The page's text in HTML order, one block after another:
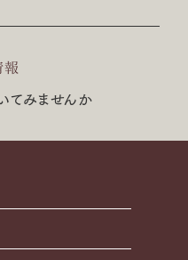
報
てみませんか